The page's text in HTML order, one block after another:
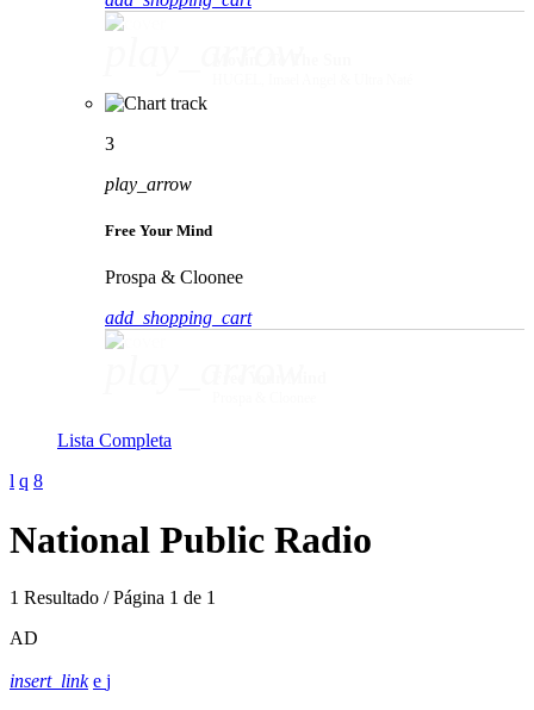
3
play_arrow
Free Your Mind
Prospa & Cloonee
add_shopping_cart
Lista Completa
National Public Radio
1 Resultado / Página 1 de 1
AD
insert_link